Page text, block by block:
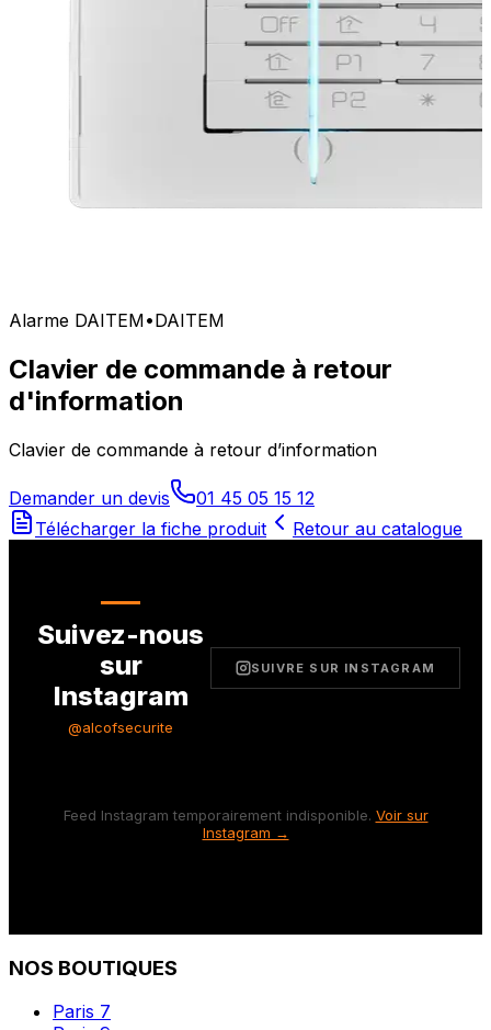
Alarme DAITEM•DAITEM
Clavier de commande à retour
d'information
Clavier de commande à retour d’information
Demander un devis
01 45 05 15 12
Télécharger la fiche produit
Retour au catalogue
Suivez-nous
sur
Instagram
@alcofsecurite
SUIVRE SUR INSTAGRAM
Feed Instagram temporairement indisponible. Voir sur
Instagram →
NOS BOUTIQUES
Paris 7